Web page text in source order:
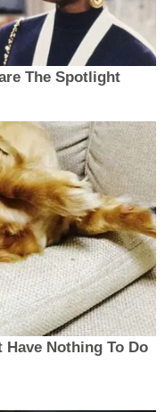
The Spotlight
Nothing To Do